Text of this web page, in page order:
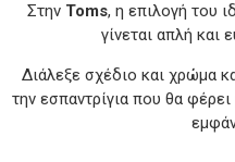
Στην Toms, η επιλογή του
γίνεται απλή και
Διάλεξε σχέδιο και χρώμα
την εσπαντρίγια που θα